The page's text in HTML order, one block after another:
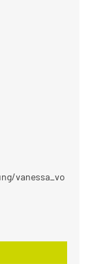
vanessa_vo